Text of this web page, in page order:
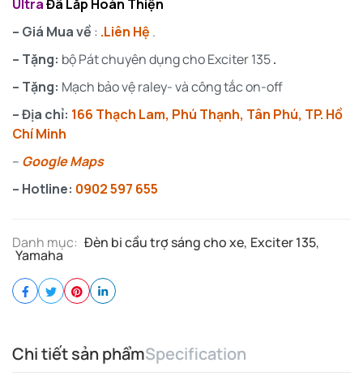
UltraĐã Lắp Hoàn Thiện
– Giá Mua về : .Liên Hệ .
– Tặng: bộ Pát chuyên dụng cho Exciter 135.
– Tặng: Mạch bảo vệ raley- và công tắc on-off
– Địa chỉ: 166 Thạch Lam, Phú Thạnh, Tân Phú, TP. Hồ
Chí Minh
– Google Maps
– Hotline: 0902 597 655
Danh mục: Đèn bi cầu trợ sáng cho xe, Exciter 135,
Yamaha
Chi tiết sản phẩmSpecification